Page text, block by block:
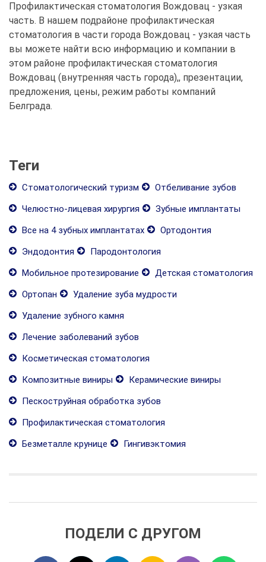
Профилактическая стоматология Вождовац - узкая
часть. В нашем подрайоне профилактическая
стоматология в части города Вождовац - узкая часть
вы можете найти всю информацию и компании в
этом районе профилактическая стоматология
Вождовац (внутренняя часть города),, презентации,
предложения, цены, режим работы компаний
Белграда.
Теги
Стоматологический туризм
Отбеливание зубов
Челюстно-лицевая хирургия
Зубные имплантаты
Все на 4 зубных имплантатах
Ортодонтия
Эндодонтия
Пародонтология
Мобильное протезирование
Детская стоматология
Ортопан
Удаление зуба мудрости
Удаление зубного камня
Лечение заболеваний зубов
Косметическая стоматология
Композитные виниры
Керамические виниры
Пескоструйная обработка зубов
Профилактическая стоматология
Безметалле крунице
Гингивэктомия
ПОДЕЛИ С ДРУГОМ